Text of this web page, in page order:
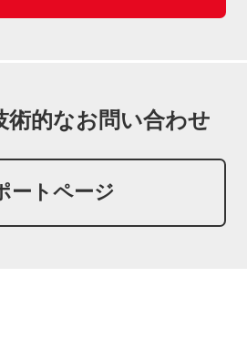
術的なお問い合わせ
ートページ